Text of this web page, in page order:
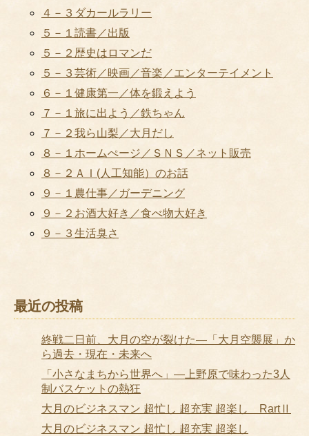
４－３ダカールラリー
５－１読書／出版
５－２歴史はロマンだ
５－３芸術／映画／音楽／エンターテイメント
６－１健康第一／体を鍛えよう
７－１旅に出よう／鉄ちゃん
７－２我ら山梨／大月だし
８－１ホームぺージ／ＳＮＳ／ネット販売
８－２ＡＩ(人工知能）のお話
９－１農仕事／ガーデニング
９－２お酒大好き／食べ物大好き
９－３生活臭さ
最近の投稿
終戦二日前、大月の空が裂けた―「大月空襲展」か
ら過去・現在・未来へ
「小さなまちから世界へ」―上野原で味わった3人
制バスケットの熱狂
大月のビジネスマン 超忙し 超充実 超楽し RartⅡ
大月のビジネスマン 超忙し 超充実 超楽し